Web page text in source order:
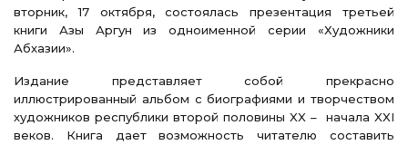
вторник, 17 октября, состоялась презентация третьей
книги Азы Аргун из одноименной серии «Художники
Абхазии».
Издание представляет собой прекрасно
иллюстрированный альбом с биографиями и творчеством
художников республики второй половины XX – начала XXI
веков. Книга дает возможность читателю составить